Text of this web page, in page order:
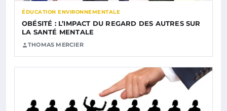
ÉDUCATION ENVIRONNEMENTALE
OBÉSITÉ : L’IMPACT DU REGARD DES AUTRES SUR
LA SANTÉ MENTALE
THOMAS MERCIER